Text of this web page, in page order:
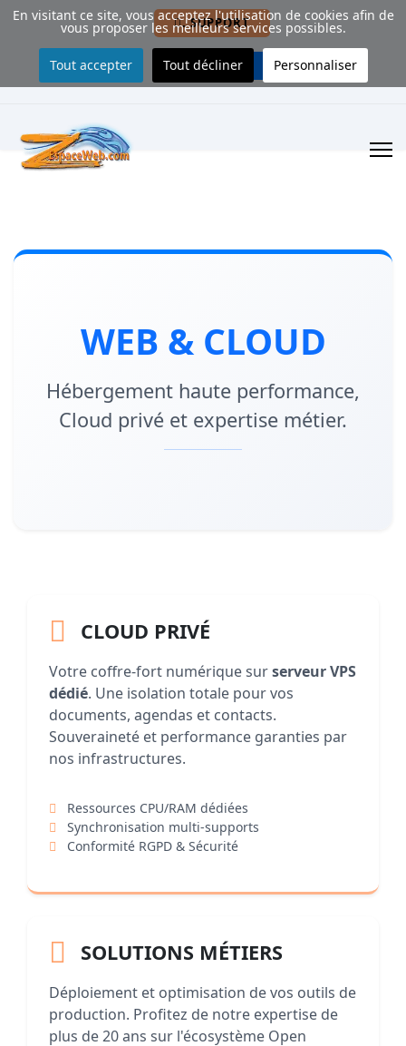
. SUPPORT
. CONTACT
WEB & CLOUD
Hébergement haute performance,
Cloud privé et expertise métier.
CLOUD PRIVÉ
Votre coffre-fort numérique surserveur VPS
dédié. Une isolation totale pour vos
documents, agendas et contacts.
Souveraineté et performance garanties par
nos infrastructures.
Ressources CPU/RAM dédiées
Synchronisation multi-supports
Conformité RGPD & Sécurité
SOLUTIONS MÉTIERS
Déploiement et optimisation de vos outils de
production. Profitez de notre expertise de
plus de 20 ans sur l'écosystème Open
En visitant ce site, vous acceptez l'utilisation de cookies afin de
vous proposer les meilleurs services possibles.
Tout accepter Tout décliner Personnaliser